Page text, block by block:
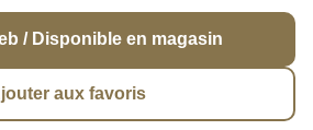
/ Disponible en magasin
aux favoris